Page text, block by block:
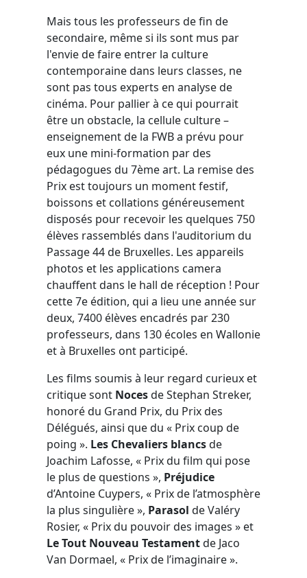
Mais tous les professeurs de fin de
secondaire, même si ils sont mus par
l'envie de faire entrer la culture
contemporaine dans leurs classes, ne
sont pas tous experts en analyse de
cinéma. Pour pallier à ce qui pourrait
être un obstacle, la cellule culture –
enseignement de la FWB a prévu pour
eux une mini-formation par des
pédagogues du 7ème art. La remise des
Prix est toujours un moment festif,
boissons et collations généreusement
disposés pour recevoir les quelques 750
élèves rassemblés dans l'auditorium du
Passage 44 de Bruxelles. Les appareils
photos et les applications camera
chauffent dans le hall de réception ! Pour
cette 7e édition, qui a lieu une année sur
deux, 7400 élèves encadrés par 230
professeurs, dans 130 écoles en Wallonie
et à Bruxelles ont participé.
Les films soumis à leur regard curieux et
critique sont Nocesde Stephan Streker,
honoré du Grand Prix, du Prix des
Délégués, ainsi que du « Prix coup de
poing ». Les Chevaliers blancsde
Joachim Lafosse, « Prix du film qui pose
le plus de questions », Préjudice
d’Antoine Cuypers, « Prix de l’atmosphère
la plus singulière », Parasol de Valéry
Rosier, « Prix du pouvoir des images » et
Le Tout Nouveau Testamentde Jaco
Van Dormael, « Prix de l’imaginaire ».